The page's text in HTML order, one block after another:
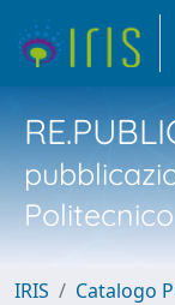
IRIS Catalogo